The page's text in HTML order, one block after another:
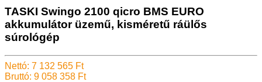
TASKI Swingo 2100 qicro BMS EURO
akkumulátor üzemű, kisméretű ráülős
súrológép
Nettó: 7 132 565 Ft
Bruttó: 9 058 358 Ft